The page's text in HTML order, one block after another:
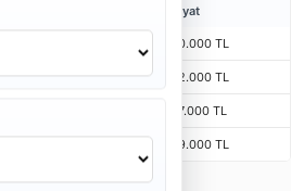
Fiyat
10.000 TL
12.000 TL
17.000 TL
19.000 TL